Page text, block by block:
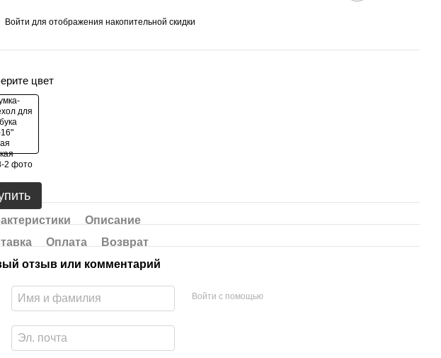
Войти для отображения накопительной скидки
цвет
Описание
Оплата
Возврат
отзыв или комментарий
Войти с помощью